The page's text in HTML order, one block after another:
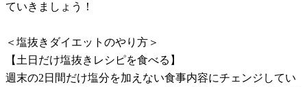
ていきましょう！
＜塩抜きダイエットのやり方＞
【土日だけ塩抜きレシピを食べる】
週末の2日間だけ塩分を加えない食事内容にチェンジしてい